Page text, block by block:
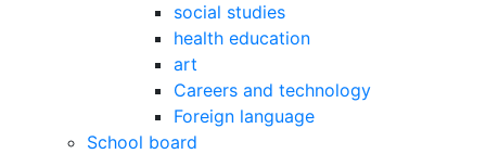
social studies
health education
art
Careers and technology
Foreign language
School board